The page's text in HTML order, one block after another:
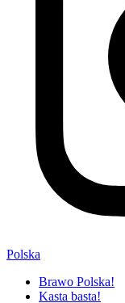
Polska
Brawo Polska!
Kasta basta!